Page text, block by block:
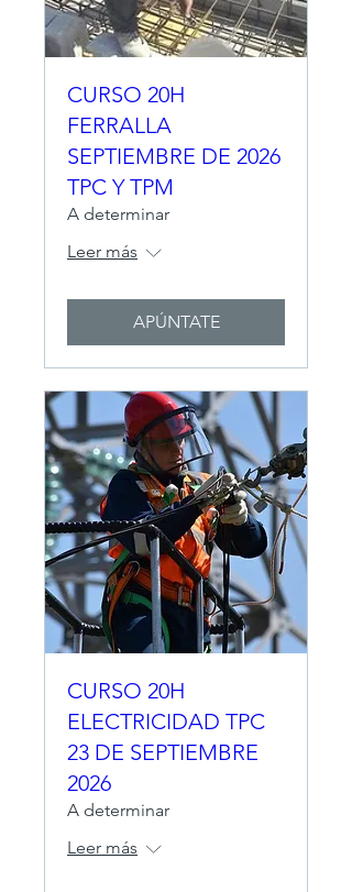
CURSO 20H
FERRALLA
SEPTIEMBRE DE 2026
TPC Y TPM
A determinar
Leer más
APÚNTATE
CURSO 20H
ELECTRICIDAD TPC
23 DE SEPTIEMBRE
2026
A determinar
Leer más